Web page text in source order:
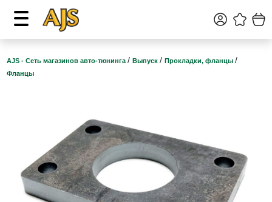
AJS - Сеть магазинов авто-тюнинга / Выпуск / Прокладки, фланцы /
Фланцы